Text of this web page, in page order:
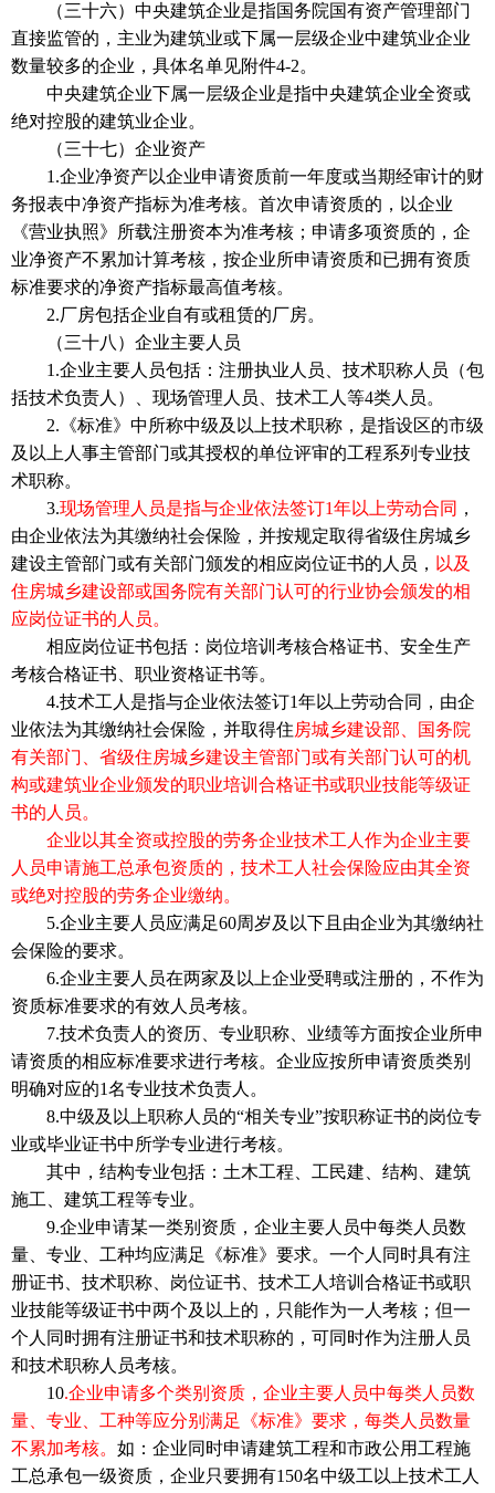
（三十六）中央建筑企业是指国务院国有资产管理部门
直接监管的，主业为建筑业或下属一层级企业中建筑业企业
数量较多的企业，具体名单见附件4-2。
中央建筑企业下属一层级企业是指中央建筑企业全资或
绝对控股的建筑业企业。
（三十七）企业资产
1.企业净资产以企业申请资质前一年度或当期经审计的财
务报表中净资产指标为准考核。首次申请资质的，以企业
《营业执照》所载注册资本为准考核；申请多项资质的，企
业净资产不累加计算考核，按企业所申请资质和已拥有资质
标准要求的净资产指标最高值考核。
2.厂房包括企业自有或租赁的厂房。
（三十八）企业主要人员
1.企业主要人员包括：注册执业人员、技术职称人员（包
括技术负责人）、现场管理人员、技术工人等4类人员。
2.《标准》中所称中级及以上技术职称，是指设区的市级
及以上人事主管部门或其授权的单位评审的工程系列专业技
术职称。
3.现场管理人员是指与企业依法签订1年以上劳动合同 ，
由企业依法为其缴纳社会保险，并按规定取得省级住房城乡
建设主管部门或有关部门颁发的相应岗位证书的人员， 以及
住房城乡建设部或国务院有关部门认可的行业协会颁发的相
应岗位证书的人员。
相应岗位证书包括：岗位培训考核合格证书、安全生产
考核合格证书、职业资格证书等。
4.技术工人是指与企业依法签订1年以上劳动合同，由企
业依法为其缴纳社会保险，并取得住房城乡建设部、国务院
有关部门、省级住房城乡建设主管部门或有关部门认可的机
构或建筑业企业颁发的职业培训合格证书或职业技能等级证
书的人员。
企业以其全资或控股的劳务企业技术工人作为企业主要
人员申请施工总承包资质的，技术工人社会保险应由其全资
或绝对控股的劳务企业缴纳。
5.企业主要人员应满足60周岁及以下且由企业为其缴纳社
会保险的要求。
6.企业主要人员在两家及以上企业受聘或注册的，不作为
资质标准要求的有效人员考核。
7.技术负责人的资历、专业职称、业绩等方面按企业所申
请资质的相应标准要求进行考核。企业应按所申请资质类别
明确对应的1名专业技术负责人。
8.中级及以上职称人员的“相关专业”按职称证书的岗位专
业或毕业证书中所学专业进行考核。
其中，结构专业包括：土木工程、工民建、结构、建筑
施工、建筑工程等专业。
9.企业申请某一类别资质，企业主要人员中每类人员数
量、专业、工种均应满足《标准》要求。一个人同时具有注
册证书、技术职称、岗位证书、技术工人培训合格证书或职
业技能等级证书中两个及以上的，只能作为一人考核；但一
个人同时拥有注册证书和技术职称的，可同时作为注册人员
和技术职称人员考核。
10.企业申请多个类别资质，企业主要人员中每类人员数
量、专业、工种等应分别满足《标准》要求，每类人员数量
不累加考核。 如：企业同时申请建筑工程和市政公用工程施
工总承包一级资质，企业只要拥有150名中级工以上技术工人